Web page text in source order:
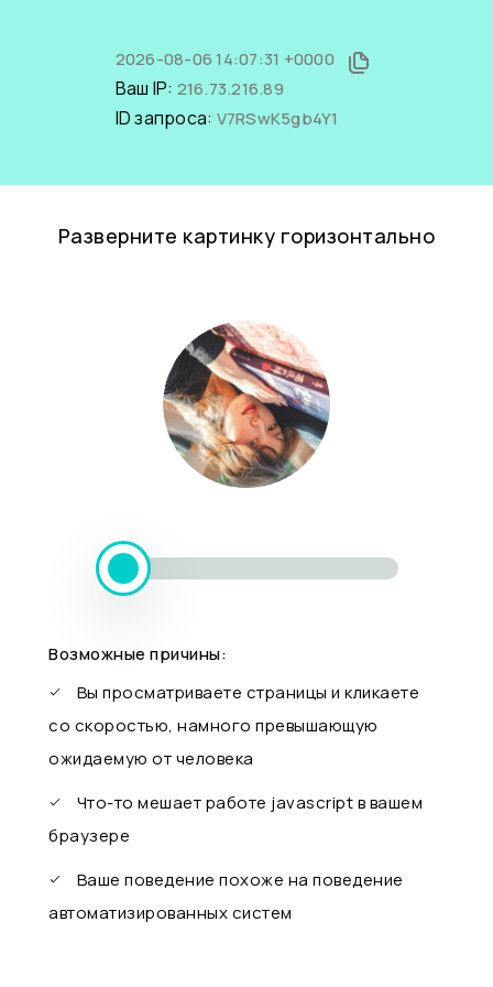
2026-08-06 14:07:31 +0000
Ваш IP: 216.73.216.89
ID запроса: V7RSwK5gb4Y1
Разверните картинку горизонтально
Возможные причины:
Вы просматриваете страницы и кликаете
со скоростью, намного превышающую
ожидаемую от человека
Что-то мешает работе javascript в вашем
браузере
Ваше поведение похоже на поведение
автоматизированных систем